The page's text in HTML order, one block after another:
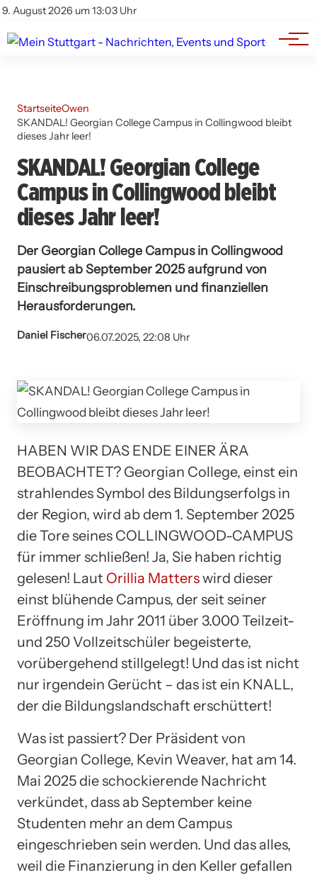
9. August 2026 um 13:03 Uhr
Impressum
Branchenbuch
Werbung
StartseiteOwen
SKANDAL! Georgian College Campus in Collingwood bleibt
dieses Jahr leer!
SKANDAL! Georgian College
Campus in Collingwood bleibt
dieses Jahr leer!
Der Georgian College Campus in Collingwood
pausiert ab September 2025 aufgrund von
Einschreibungsproblemen und finanziellen
Herausforderungen.
Daniel Fischer06.07.2025, 22:08 Uhr
HABEN WIR DAS ENDE EINER ÄRA
BEOBACHTET? Georgian College, einst ein
strahlendes Symbol des Bildungserfolgs in
der Region, wird ab dem 1. September 2025
die Tore seines COLLINGWOOD-CAMPUS
für immer schließen! Ja, Sie haben richtig
gelesen! Laut Orillia Matterswird dieser
einst blühende Campus, der seit seiner
Eröffnung im Jahr 2011 über 3.000 Teilzeit-
und 250 Vollzeitschüler begeisterte,
vorübergehend stillgelegt! Und das ist nicht
nur irgendein Gerücht – das ist ein KNALL,
der die Bildungslandschaft erschüttert!
Was ist passiert? Der Präsident von
Georgian College, Kevin Weaver, hat am 14.
Mai 2025 die schockierende Nachricht
verkündet, dass ab September keine
Studenten mehr an dem Campus
eingeschrieben sein werden. Und das alles,
weil die Finanzierung in den Keller gefallen